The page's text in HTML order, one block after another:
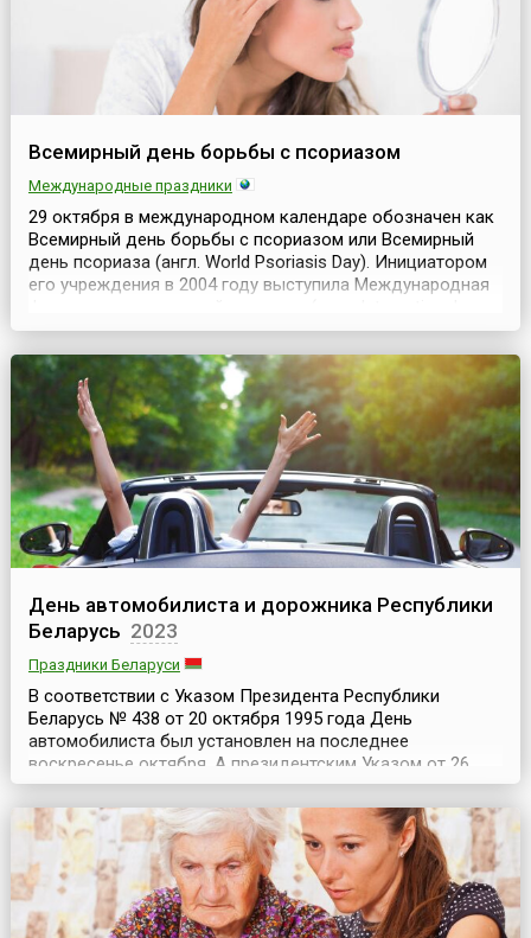
Всемирный день борьбы с псориазом
Международные праздники
29 октября в международном календаре обозначен как
Всемирный день борьбы с псориазом или Всемирный
день псориаза (англ. World Psoriasis Day). Инициатором
его учреждения в 2004 году выступила Международная
Federation of Psoriasis Associations – IFPA). Эта дата в
первую очередь затрагивает тех людей, которые
страдают от этого заболевания, а такж...
День автомобилиста и дорожника Республики
Беларусь 2023
Праздники Беларуси
В соответствии с Указом Президента Республики
Беларусь № 438 от 20 октября 1995 года День
автомобилиста был установлен на последнее
воскресенье октября. А президентским Указом от 26
марта 1998 года № 157 «О государственных праздниках
и праздничных днях в Республике Беларусь» он стал
именоваться как День автомобилиста и дорожника.Этот
праздник является всенародным признанием заслуг
транспортник...